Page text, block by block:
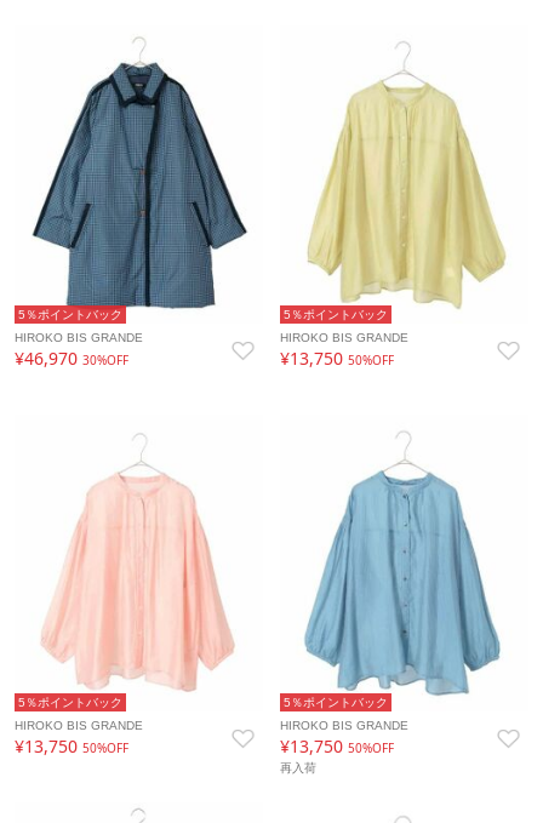
5％ポイントバック
HIROKO BIS GRANDE
¥46,970 30%OFF
5％ポイントバック
HIROKO BIS GRANDE
¥13,75050%OFF
5％ポイントバック
HIROKO BIS GRANDE
¥13,750 50%OFF
5％ポイントバック
HIROKO BIS GRANDE
¥13,75050%OFF
再入荷